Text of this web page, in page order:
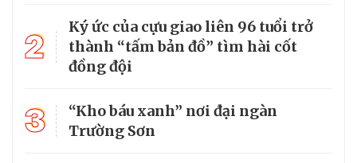
2
Ký ức của cựu giao liên 96 tuổi trở
thành “tấm bản đồ” tìm hài cốt
đồng đội
3
“Kho báu xanh” nơi đại ngàn
Trường Sơn